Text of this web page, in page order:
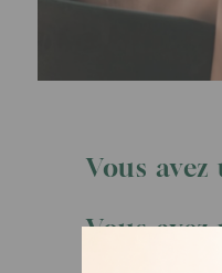
Vous
Vous